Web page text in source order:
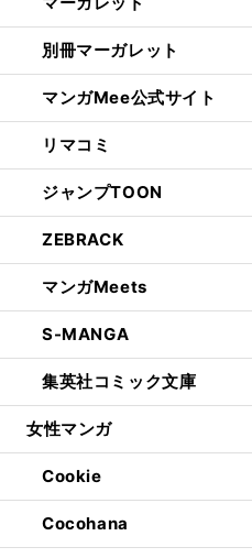
別冊マーガレット
マンガMee公式サイト
リマコミ
ジャンプTOON
ZEBRACK
マンガMeets
S-MANGA
集英社コミック文庫
女性マンガ
Cookie
Cocohana